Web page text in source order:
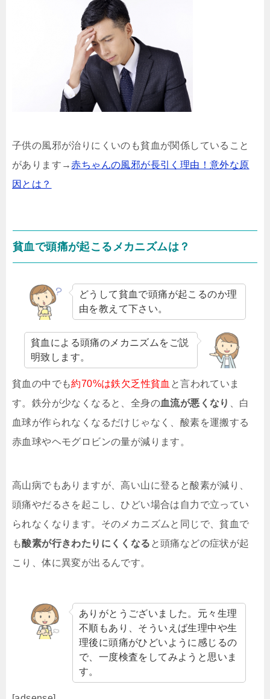
子供の風邪が治りにくいのも貧血が関係していること
があります→赤ちゃんの風邪が長引く理由！意外な原
因とは？
貧血で頭痛が起こるメカニズムは？
どうして貧血で頭痛が起こるのか理
由を教えて下さい。
貧血による頭痛のメカニズムをご説
明致します。
貧血の中でも約70%は鉄欠乏性貧血 と言われていま
す。鉄分が少なくなると、全身の血流が悪くなり
、白
血球が作られなくなるだけじゃなく、酸素を運搬する
赤血球やヘモグロビンの量が減ります。
高山病でもありますが、高い山に登ると酸素が減り、
頭痛やだるさを起こし、ひどい場合は自力で立ってい
られなくなります。そのメカニズムと同じで、貧血で
も酸素が行きわたりにくくなる と頭痛などの症状が起
こり、体に異変が出るんです。
ありがとうございました。元々生理
不順もあり、そういえば生理中や生
理後に頭痛がひどいように感じるの
で、一度検査をしてみようと思いま
す。